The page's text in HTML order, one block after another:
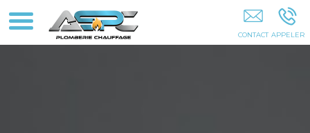
Plombier Chauffagiste Coignières